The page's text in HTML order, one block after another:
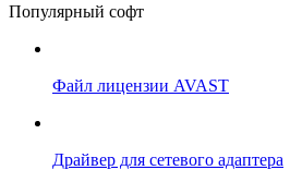
Популярный софт
Файл лицензии AVAST
Драйвер для сетевого адаптера